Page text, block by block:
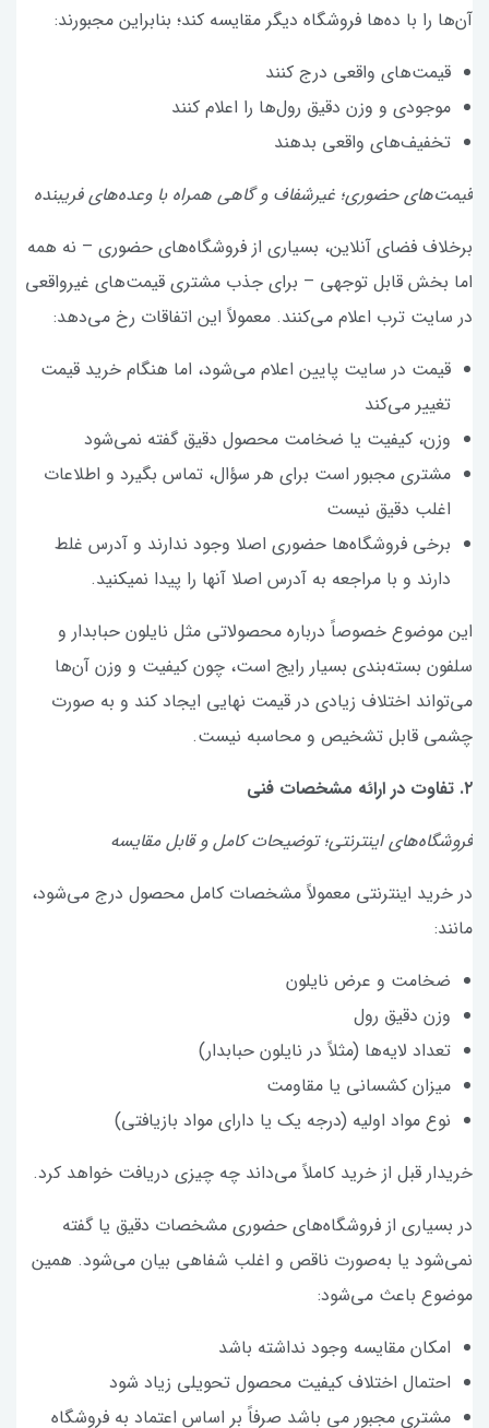
آن‌ها را با ده‌ها فروشگاه دیگر مقایسه کند؛ بنابراین مجبورند:
قیمت‌های واقعی درج کنند
موجودی و وزن دقیق رول‌ها را اعلام کنند
تخفیف‌های واقعی بدهند
قیمت‌های حضوری؛ غیرشفاف و گاهی همراه با وعده‌های فریبنده
برخلاف فضای آنلاین، بسیاری از فروشگاه‌های حضوری – نه همه
اما بخش قابل توجهی – برای جذب مشتری قیمت‌های غیرواقعی
در سایت ترب اعلام می‌کنند. معمولاً این اتفاقات رخ می‌دهد:
قیمت در سایت پایین اعلام می‌شود، اما هنگام خرید قیمت
تغییر می‌کند
وزن، کیفیت یا ضخامت محصول دقیق گفته نمی‌شود
مشتری مجبور است برای هر سؤال، تماس بگیرد و اطلاعات
اغلب دقیق نیست
برخی فروشگاه‌ها حضوری اصلا وجود ندارند و آدرس غلط
دارند و با مراجعه به آدرس اصلا آنها را پیدا نمیکنید.
این موضوع خصوصاً درباره محصولاتی مثل نایلون حبابدار و
سلفون بسته‌بندی بسیار رایج است، چون کیفیت و وزن آن‌ها
می‌تواند اختلاف زیادی در قیمت نهایی ایجاد کند و به صورت
چشمی قابل تشخیص و محاسبه نیست.
۲. تفاوت در ارائه مشخصات فنی
فروشگاه‌های اینترنتی؛ توضیحات کامل و قابل مقایسه
در خرید اینترنتی معمولاً مشخصات کامل محصول درج می‌شود،
مانند:
ضخامت و عرض نایلون
وزن دقیق رول
تعداد لایه‌ها (مثلاً در نایلون حبابدار)
میزان کشسانی یا مقاومت
نوع مواد اولیه (درجه یک یا دارای مواد بازیافتی)
خریدار قبل از خرید کاملاً می‌داند چه چیزی دریافت خواهد کرد.
در بسیاری از فروشگاه‌های حضوری مشخصات دقیق یا گفته
نمی‌شود یا به‌صورت ناقص و اغلب شفاهی بیان می‌شود. همین
موضوع باعث می‌شود:
امکان مقایسه وجود نداشته باشد
احتمال اختلاف کیفیت محصول تحویلی زیاد شود
مشتری مجبور می باشد صرفاً بر اساس اعتماد به فروشگاه